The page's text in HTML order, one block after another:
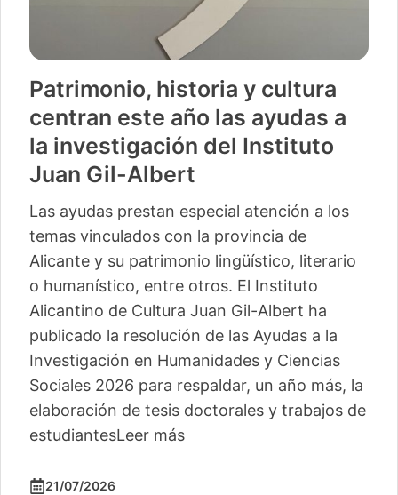
Patrimonio, historia y cultura
centran este año las ayudas a
la investigación del Instituto
Juan Gil-Albert
Las ayudas prestan especial atención a los
temas vinculados con la provincia de
Alicante y su patrimonio lingüístico, literario
o humanístico, entre otros. El Instituto
Alicantino de Cultura Juan Gil-Albert ha
publicado la resolución de las Ayudas a la
Investigación en Humanidades y Ciencias
Sociales 2026 para respaldar, un año más, la
elaboración de tesis doctorales y trabajos de
estudiantesLeer más
21/07/2026